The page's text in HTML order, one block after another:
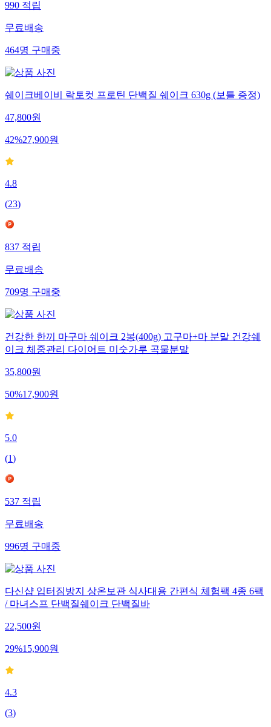
990적립
무료배송
464명구매중
쉐이크베이비 락토컷 프로틴 단백질 쉐이크 630g (보틀 증정)
47,800원
42%27,900원
4.8
(23)
837적립
무료배송
709명구매중
건강한 한끼 마구마 쉐이크 2봉(400g) 고구마+마 분말 건강쉐
이크 체중관리 다이어트 미숫가루 곡물분말
35,800원
50%17,900원
5.0
(1)
537적립
무료배송
996명구매중
다신샵 입터짐방지 상온보관 식사대용 간편식 체험팩 4종 6팩
/ 마녀스프 단백질쉐이크 단백질바
22,500원
29%15,900원
4.3
(3)